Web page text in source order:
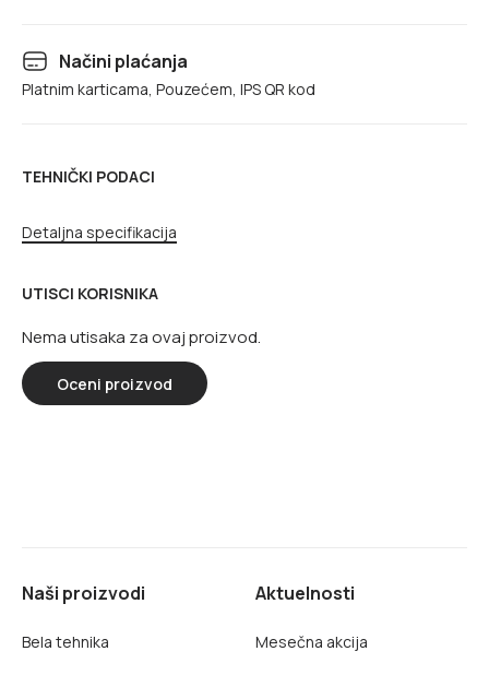
Načini plaćanja
Platnim karticama, Pouzećem, IPS QR kod
TEHNIČKI PODACI
Detaljna specifikacija
UTISCI KORISNIKA
Nema utisaka za ovaj proizvod.
Oceni proizvod
Naši proizvodi
Bela tehnika
Aktuelnosti
Mesečna akcija